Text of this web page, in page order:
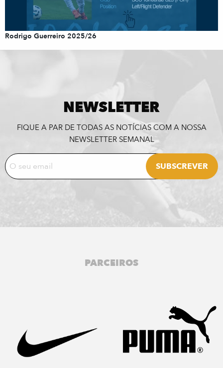
Rodrigo Guerreiro 2025/26
NEWSLETTER
FIQUE A PAR DE TODAS AS NOTÍCIAS COM A NOSSA
NEWSLETTER SEMANAL
PARCEIROS